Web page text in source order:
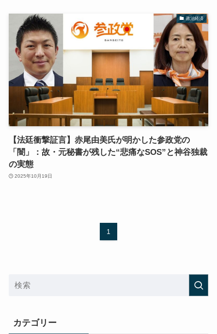
政治経済
【法廷衝撃証言】赤尾由美氏が明かした参政党の
「闇」：故・元秘書が残した“悲痛なSOS”と神谷独裁
の実態
2025年10月19日
1
カテゴリー